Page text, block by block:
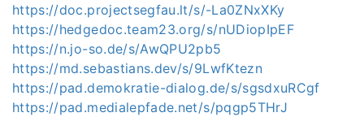
https://doc.projectsegfau.lt/s/-La0ZNxXKy
https://hedgedoc.team23.org/s/nUDiopIpEF
https://n.jo-so.de/s/AwQPU2pb5
https://md.sebastians.dev/s/9LwfKtezn
https://pad.demokratie-dialog.de/s/sgsdxuRCgf
https://pad.medialepfade.net/s/pqgp5THrJ